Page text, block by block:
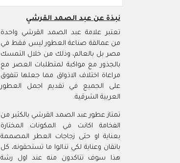
نبذة عن عبد الصمد القرشي
تعتبر علامة عبد الصمد القرشي واحدة
من عمالقة صناعة العطور ليس فقط في
مصر بل بالعالم، وذلك من خلال التمسك
بالجذور مع مواكبة لمتطلبات العصر مع
مراعاة اختلاف الاذواق مما جعلها تتفوق
على الجميع في تقديم اجمل العطور
العربية الشرقية.
تمتاز عطور عبد الصمد القرشي بالكثير من
الفخامة اكانت في المكونات المختارة
بعناية او حتى زجاجات العطر المصممة
باتقان وعناية لكي تنالوا ما تستحقونه، كل
هذا سوف تتاكدون منه عند اول رشة